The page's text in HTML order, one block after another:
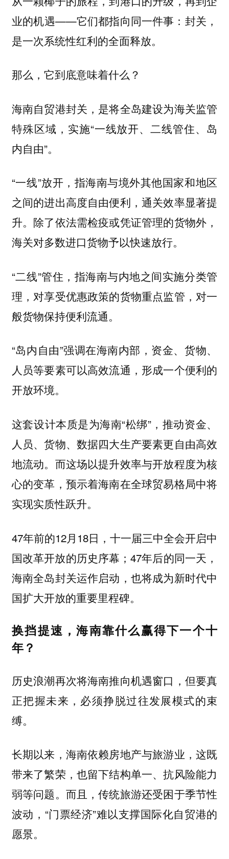
业的机遇——它们都指向同一件事：封关，
是一次系统性红利的全面释放。
那么，它到底意味着什么？
海南自贸港封关，是将全岛建设为海关监管
特殊区域，实施“一线放开、二线管住、岛
内自由”。
“一线”放开，指海南与境外其他国家和地区
之间的进出高度自由便利，通关效率显著提
升。除了依法需检疫或凭证管理的货物外，
海关对多数进口货物予以快速放行。
“二线”管住，指海南与内地之间实施分类管
理，对享受优惠政策的货物重点监管，对一
般货物保持便利流通。
“岛内自由”强调在海南内部，资金、货物、
人员等要素可以高效流通，形成一个便利的
开放环境。
这套设计本质是为海南“松绑”，推动资金、
人员、货物、数据四大生产要素更自由高效
地流动。而这场以提升效率与开放程度为核
心的变革，预示着海南在全球贸易格局中将
实现实质性跃升。
47年前的12月18日，十一届三中全会开启中
国改革开放的历史序幕；47年后的同一天，
海南全岛封关运作启动，也将成为新时代中
国扩大开放的重要里程碑。
换挡提速，海南靠什么赢得下一个十
年？
历史浪潮再次将海南推向机遇窗口，但要真
正把握未来，必须挣脱过往发展模式的束
缚。
长期以来，海南依赖房地产与旅游业，这既
带来了繁荣，也留下结构单一、抗风险能力
弱等问题。而且，传统旅游还受困于季节性
波动，“门票经济”难以支撑国际化自贸港的
愿景。